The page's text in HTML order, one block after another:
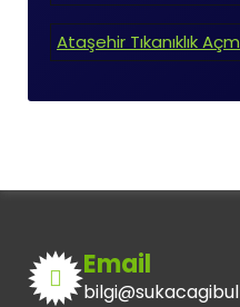
Ataşehir Tıkanıklık
Email